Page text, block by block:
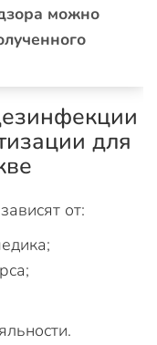
можно
для
от: